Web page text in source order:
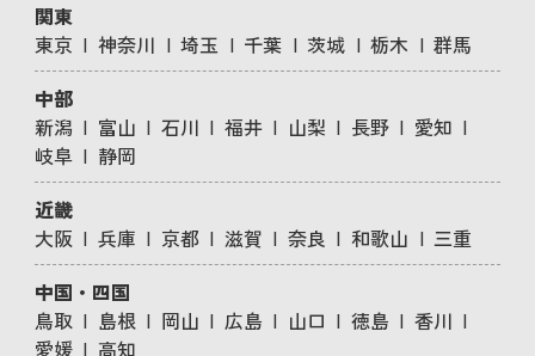
関東
東京
神奈川 埼玉 千葉 茨城 栃木
群馬
中部
新潟
富山 石川 福井 山梨 長野
愛知
岐阜
静岡
近畿
大阪
兵庫 京都 滋賀 奈良 和歌山
三重
中国・四国
鳥取
島根 岡山 広島 山口 徳島
香川
愛媛
高知